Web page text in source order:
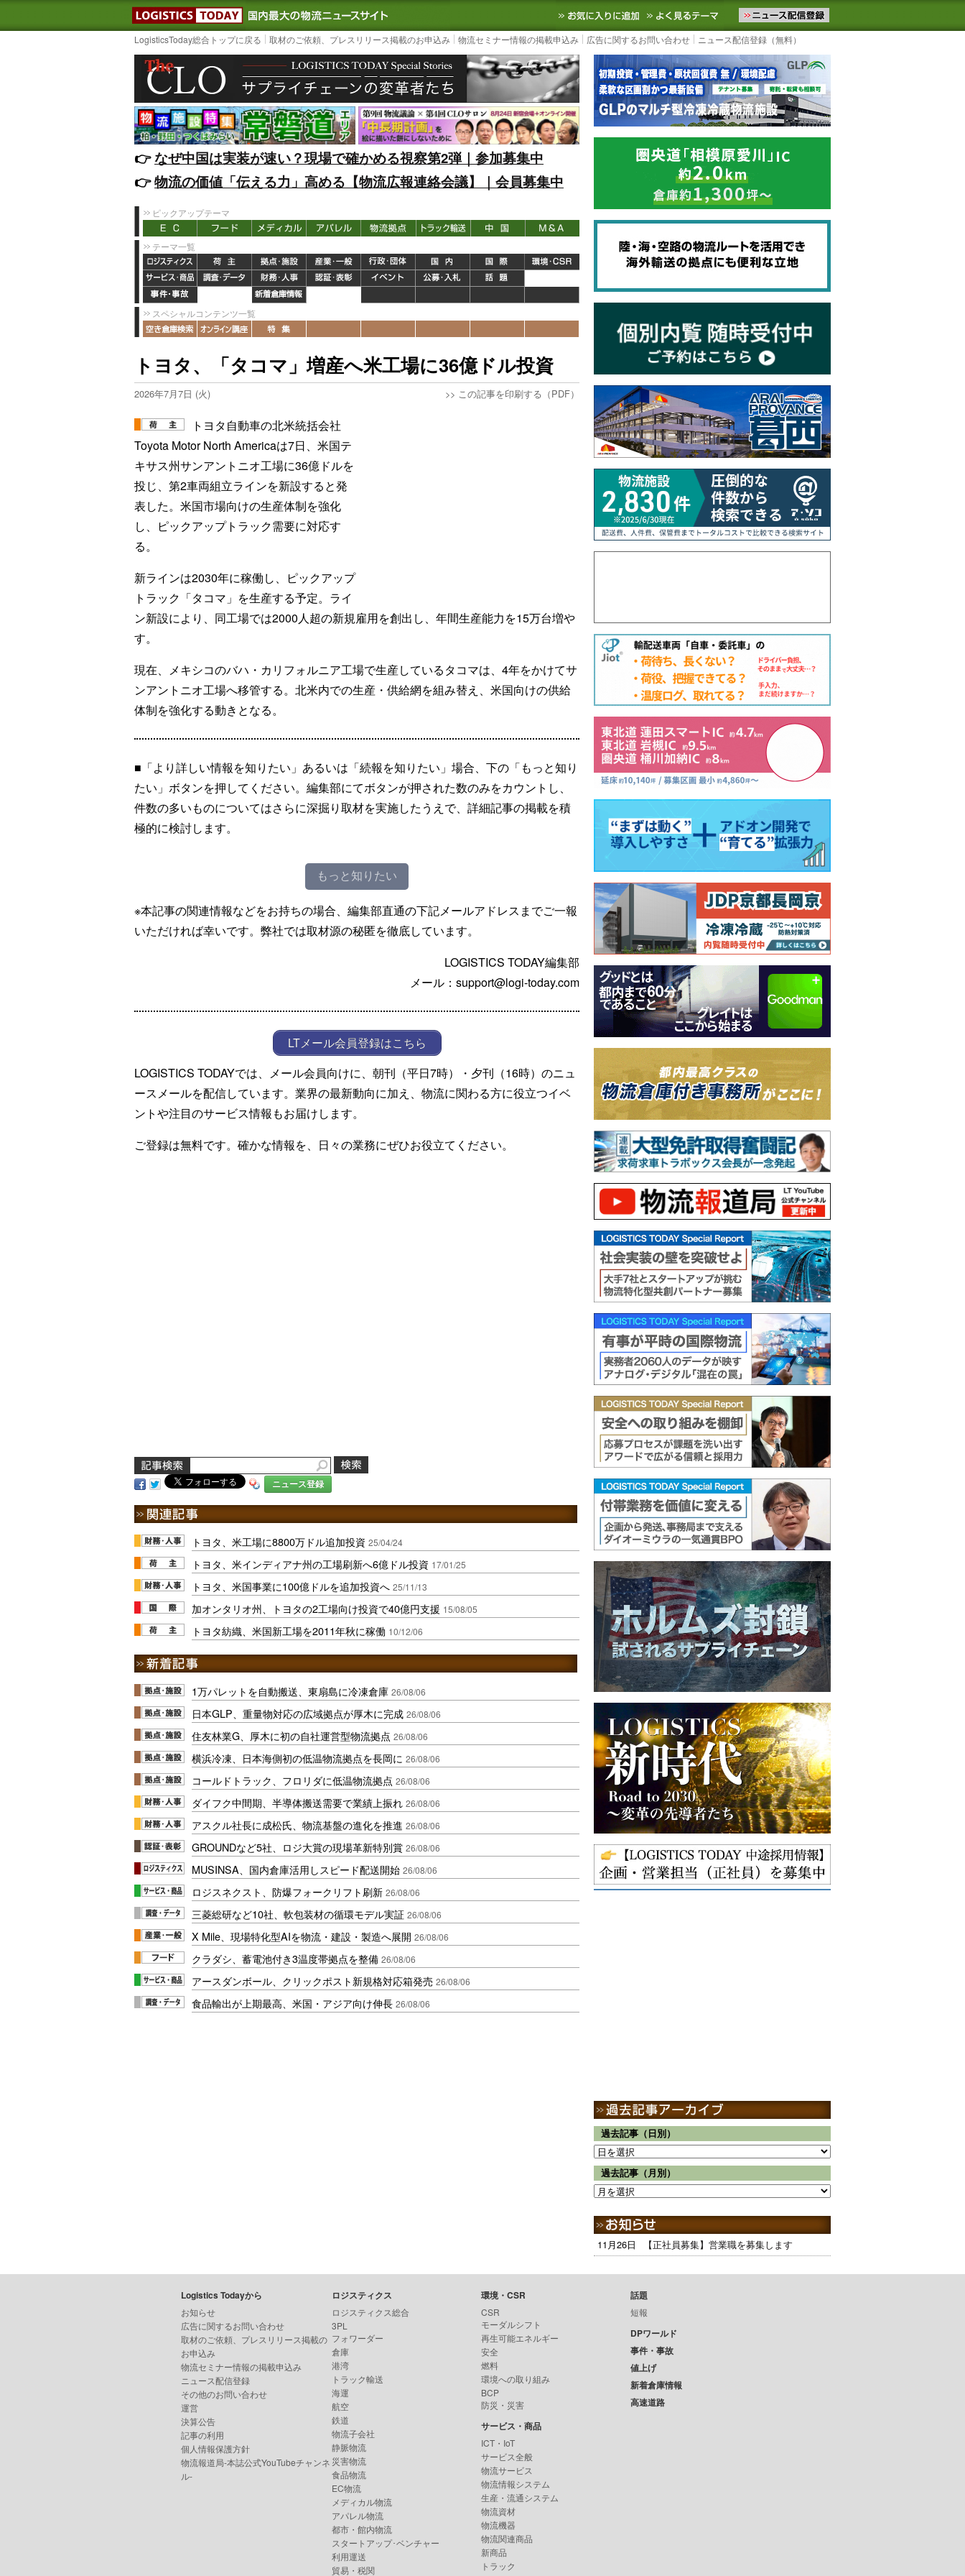
LOGISTICS TODAY｜国内最大の物流ニュースサイト3PL, SCMなど国内外の最新の物流ニュースをお届けします。物流ニュースメール配信を登録す
お気に入りに追加 よく見るテーマ
LogisticsToday総合トップに戻る 取材のご依頼、プレスリリース掲載のお申込み 物流セミナー情報の掲載申込み 広告に関するお問い合わせ ニュース配信登録（無料）
👉️なぜ中国は実装が速い？現場で確かめる視察第2弾｜参加募集中
👉️物流の価値「伝える力」高める【物流広報連絡会議】｜会員募集中
ピックアップテーマ
テーマ一覧
スペシャルコンテンツ一覧
トヨタ、「タコマ」増産へ米工場に36億ドル投資
2026年7月7日 (火) >> この記事を印刷する（PDF）
トヨタ自動車の北米統括会社
Toyota Motor North Americaは7日、米国テ
キサス州サンアントニオ工場に36億ドルを
投じ、第2車両組立ラインを新設すると発
表した。米国市場向けの生産体制を強化
し、ピックアップトラック需要に対応す
る。
新ラインは2030年に稼働し、ピックアップ
トラック「タコマ」を生産する予定。ライ
ン新設により、同工場では2000人超の新規雇用を創出し、年間生産能力を15万台増や
す。
現在、メキシコのバハ・カリフォルニア工場で生産しているタコマは、4年をかけてサ
ンアントニオ工場へ移管する。北米内での生産・供給網を組み替え、米国向けの供給
体制を強化する動きとなる。
■「より詳しい情報を知りたい」あるいは「続報を知りたい」場合、下の「もっと知り
たい」ボタンを押してください。編集部にてボタンが押された数のみをカウントし、
件数の多いものについてはさらに深掘り取材を実施したうえで、詳細記事の掲載を積
極的に検討します。
もっと知りたい
※本記事の関連情報などをお持ちの場合、編集部直通の下記メールアドレスまでご一報
いただければ幸いです。弊社では取材源の秘匿を徹底しています。
LOGISTICS TODAY編集部
メール：support@logi-today.com
LTメール会員登録はこちら
LOGISTICS TODAYでは、メール会員向けに、朝刊（平日7時）・夕刊（16時）のニュ
ースメールを配信しています。業界の最新動向に加え、物流に関わる方に役立つイベ
ントや注目のサービス情報もお届けします。
ご登録は無料です。確かな情報を、日々の業務にぜひお役立てください。
ニュース登録
トヨタ、米工場に8800万ドル追加投資 25/04/24
トヨタ、米インディアナ州の工場刷新へ6億ドル投資 17/01/25
トヨタ、米国事業に100億ドルを追加投資へ 25/11/13
加オンタリオ州、トヨタの2工場向け投資で40億円支援 15/08/05
トヨタ紡織、米国新工場を2011年秋に稼働 10/12/06
1万パレットを自動搬送、東扇島に冷凍倉庫 26/08/06
日本GLP、重量物対応の広域拠点が厚木に完成 26/08/06
住友林業G、厚木に初の自社運営型物流拠点 26/08/06
横浜冷凍、日本海側初の低温物流拠点を長岡に 26/08/06
コールドトラック、フロリダに低温物流拠点 26/08/06
ダイフク中間期、半導体搬送需要で業績上振れ 26/08/06
アスクル社長に成松氏、物流基盤の進化を推進 26/08/06
GROUNDなど5社、ロジ大賞の現場革新特別賞 26/08/06
MUSINSA、国内倉庫活用しスピード配送開始 26/08/06
ロジスネクスト、防爆フォークリフト刷新 26/08/06
三菱総研など10社、軟包装材の循環モデル実証 26/08/06
X Mile、現場特化型AIを物流・建設・製造へ展開 26/08/06
クラダシ、蓄電池付き3温度帯拠点を整備 26/08/06
アースダンボール、クリックポスト新規格対応箱発売 26/08/06
食品輸出が上期最高、米国・アジア向け伸長 26/08/06
過去記事（日別）
過去記事（月別）
11月26日 【正社員募集】営業職を募集します
Logistics Todayから
お知らせ
広告に関するお問い合わせ
取材のご依頼、プレスリリース掲載の
お申込み
物流セミナー情報の掲載申込み
ニュース配信登録
その他のお問い合わせ
運営
決算公告
記事の利用
個人情報保護方針
物流報道局-本誌公式YouTubeチャンネ
ル-
ロジスティクス
ロジスティクス総合
3PL
フォワーダー
倉庫
港湾
トラック輸送
海運
航空
鉄道
物流子会社
静脈物流
災害物流
食品物流
EC物流
メディカル物流
アパレル物流
都市・館内物流
スタートアップ･ベンチャー
利用運送
貿易・税関
環境・CSR
CSR
モーダルシフト
再生可能エネルギー
安全
燃料
環境への取り組み
BCP
防災・災害
サービス・商品
ICT・IoT
サービス全般
物流サービス
物流情報システム
生産・流通システム
物流資材
物流機器
物流関連商品
新商品
トラック
話題
短報
DPワールド
事件・事故
値上げ
新着倉庫情報
高速道路